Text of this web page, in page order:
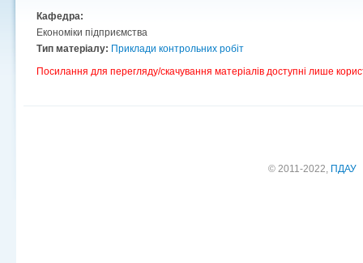
Кафедра:
Економіки підприємства
Тип матеріалу: Приклади контрольних робіт
Посилання для перегляду/скачування матеріалів доступні лише
© 2011-2022, ПДАУ